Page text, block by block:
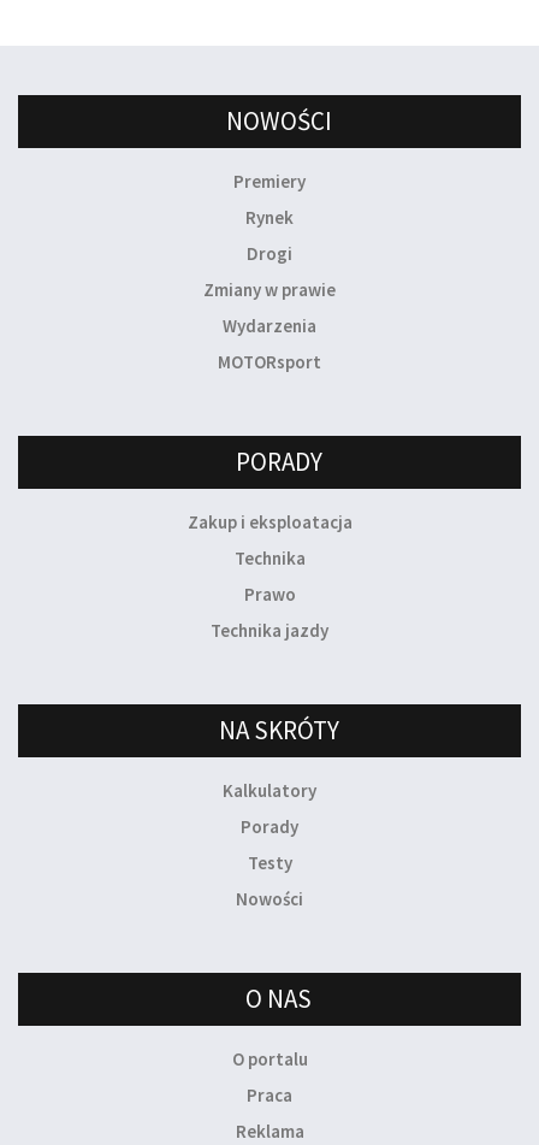
NOWOŚCI
Premiery
Rynek
Drogi
Zmiany w prawie
Wydarzenia
MOTORsport
PORADY
Zakup i eksploatacja
Technika
Prawo
Technika jazdy
NA SKRÓTY
Kalkulatory
Porady
Testy
Nowości
O NAS
O portalu
Praca
Reklama